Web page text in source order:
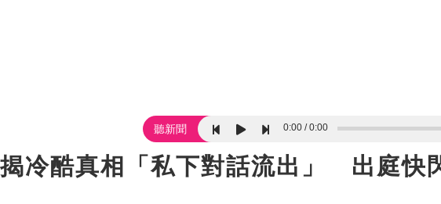
聽新聞 0:00 0:00
冷酷真相「私下對話流出」 出庭快